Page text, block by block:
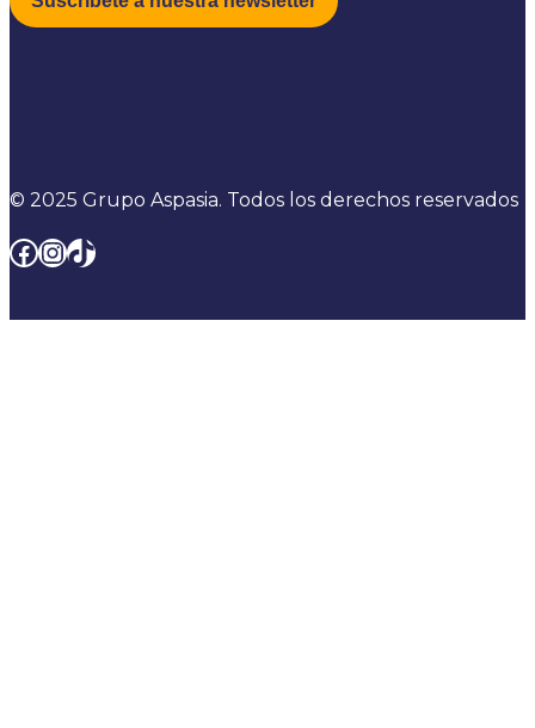
© 2025 Grupo Aspasia. Todos los derechos reservados
Facebook
Instagram
TikTok